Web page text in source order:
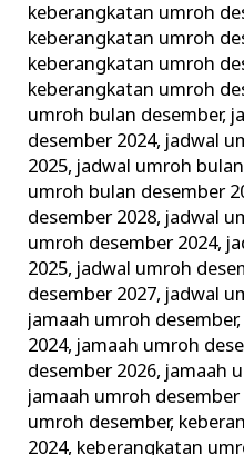
keberangkatan umroh
keberangkatan umroh
keberangkatan umroh
keberangkatan umroh
umroh bulan desember,
desember 2024, jadwal
2025, jadwal umroh
umroh bulan desember
desember 2028, jadwal
umroh desember 2024,
2025, jadwal umroh
desember 2027, jadwal
jamaah umroh desember,
2024, jamaah umroh
desember 2026, jamaah
jamaah umroh desember
umroh desember,
2024, keberangkatan